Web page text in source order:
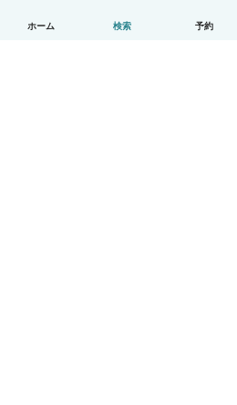
ホーム 検索 予約